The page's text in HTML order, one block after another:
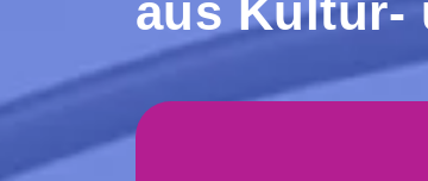
aus Kultur-